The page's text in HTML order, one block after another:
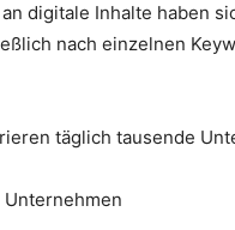
digitale Inhalte haben
nach einzelnen
täglich tausende